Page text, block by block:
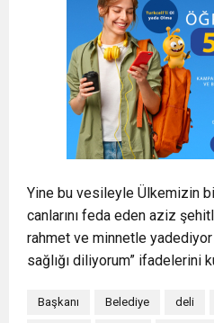
Yine bu vesileyle Ülkemizin
canlarını feda eden aziz
rahmet ve minnetle
sağlığı diliyorum” ifadelerini
Başkanı Belediye deli